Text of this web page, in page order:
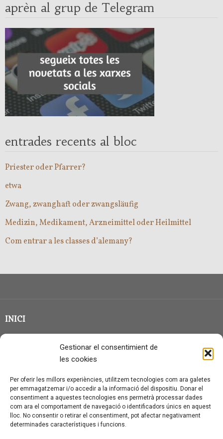
Gestionar el consentimient de
les cookies
Per oferir les millors experiències, utilitzem tecnologies com ara galetes
per emmagatzemar i/o accedir a la informació del dispositiu. Donar el
consentiment a aquestes tecnologies ens permetrà processar dades
com ara el comportament de navegació o identificadors únics en aquest
lloc. No consentir o retirar el consentiment, pot afectar negativament
determinades característiques i funcions.
aprèn al grup de Telegram
entrades recents al bloc
Priester oder Pfarrer?
etwa
Zwang, zwanghaft oder zwangsläufig
Medizin, Medikament, Arzneimittel oder Heilmittel
Com entrar a les classes d’alemany?
INICI
QUI SOC?
CONTACTE
AVÍS LEGAL I PROTECCIÓ DE DADES
POLÍTICA DE COOKIES (UE)